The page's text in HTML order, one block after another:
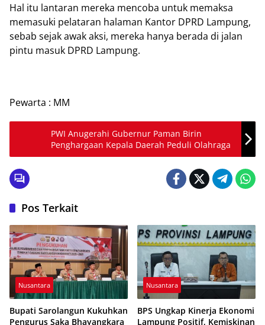
Hal itu lantaran mereka mencoba untuk memaksa
memasuki pelataran halaman Kantor DPRD Lampung,
sebab sejak awak aksi, mereka hanya berada di jalan
pintu masuk DPRD Lampung.
Pewarta : MM
PWI Anugerahi Gubernur Paman Birin
Penghargaan Kepala Daerah Peduli Olahraga
Pos Terkait
Nusantara
Bupati Sarolangun Kukuhkan
Pengurus Saka Bhayangkara
Nusantara
BPS Ungkap Kinerja Ekonomi
Lampung Positif, Kemiskinan